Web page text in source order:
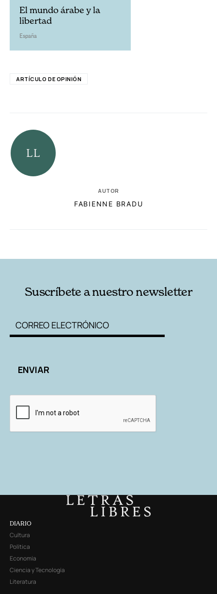
El mundo árabe y la
libertad
España
ARTÍCULO DE OPINIÓN
AUTOR
FABIENNE BRADU
Suscríbete a nuestro newsletter
DIARIO
Cultura
Política
Economía
Ciencia y Tecnología
Literatura